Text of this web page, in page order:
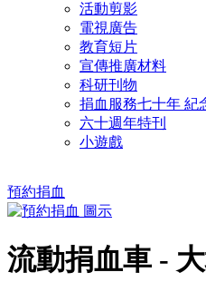
活動剪影
電視廣告
教育短片
宣傳推廣材料
科研刊物
捐血服務七十年 紀
六十週年特刊
小遊戲
預約捐血
流動捐血車 -